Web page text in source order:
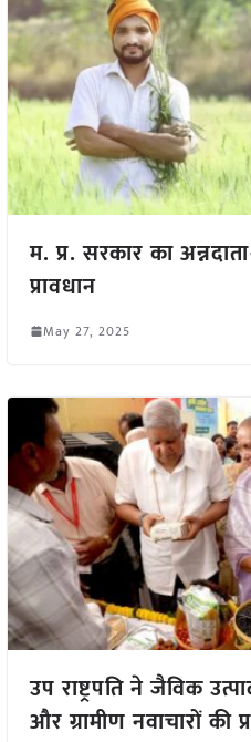
म. प्र. सरकार का
प्रावधान
May 27, 2025
उप राष्ट्रपति ने जैविक
और ग्रामीण नवाचारों की